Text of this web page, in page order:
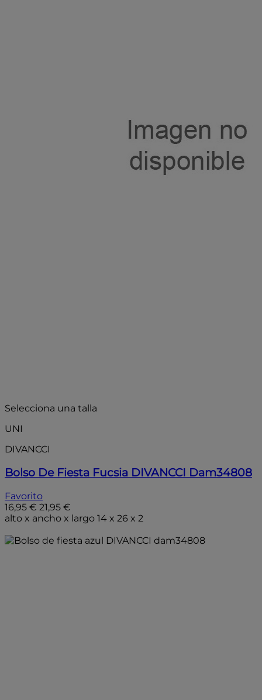
Selecciona una talla
UNI
DIVANCCI
Bolso De Fiesta Fucsia DIVANCCI Dam34808
Favorito
16,95 € 21,95 €
alto x ancho x largo 14 x 26 x 2